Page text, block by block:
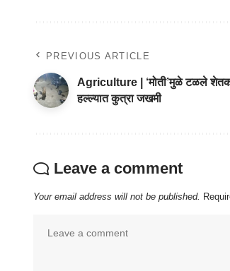
PREVIOUS ARTICLE
Agriculture | ‘मोती’मुळे टळले
हल्ल्यात कुत्रा जखमी
Leave a comment
Your email address will not be published.